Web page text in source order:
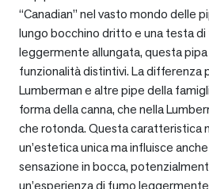
“Canadian” nel vasto mondo delle
lungo bocchino dritto e una testa di
leggermente allungata, questa
funzionalità distintivi. La differenza
Lumberman e altre pipe della
forma della canna, che nella
che rotonda. Questa caratteristica
un’estetica unica ma influisce
sensazione in bocca,
un’esperienza di fumo